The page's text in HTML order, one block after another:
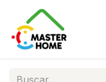
Ir al contenido